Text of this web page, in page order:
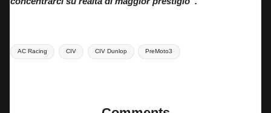
Tags:
AC Racing CIV CIV Dunlop PreMoto3